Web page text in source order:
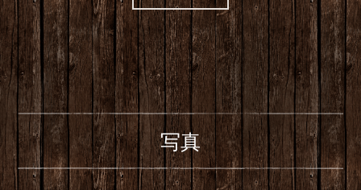
写真